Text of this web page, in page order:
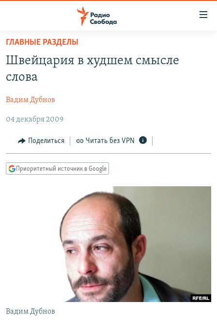
упрощенного
доступа
основному
Вернутся
главной
навигации
Вернутся
ПОДКАСТЫ
ЦИТАТЫ СВОБОДЫ
МНЕНИЯ
КУЛЬТУРА
IDEL.РЕАЛИИ
КАВКАЗ.РЕАЛИИ
СИБИРЬ.РЕАЛИИ
РАСПИСАНИЕ ВЕЩАНИЯ
ПОДПИШИТЕСЬ НА РАССЫЛКУ
ГЛАВНЫЕ РАЗДЕЛЫ
Швейцария в худшем смысле
слова
Вадим Дубнов
04 декабря 2009
Поделиться Читать без VPN
Приоритетный источник в Google
Вадим Дубнов